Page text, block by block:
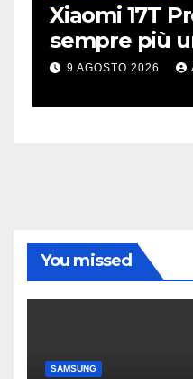
Xiaomi 17T
sempre più
killer
9 AGOSTO 2026
You missed
SAMSUNG